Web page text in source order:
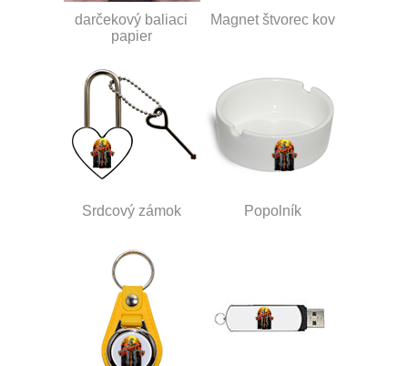
darčekový baliaci
papier
Magnet štvorec kov
Srdcový zámok Popolník